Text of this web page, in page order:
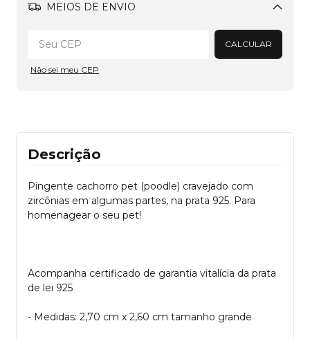
MEIOS DE ENVIO
Alterar CEP
CALCULAR
Não sei meu CEP
Descrição
Pingente cachorro pet (poodle) cravejado com
zircônias em algumas partes, na prata 925. Para
homenagear o seu pet!
Acompanha certificado de garantia vitalícia da prata
de lei 925
- Medidas: 2,70 cm x 2,60 cm tamanho grande